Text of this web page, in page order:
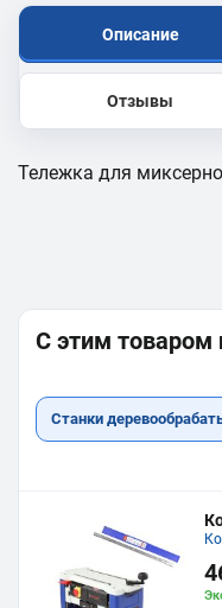
Описание
Отзывы
Тележка для
С этим товаром
Станки